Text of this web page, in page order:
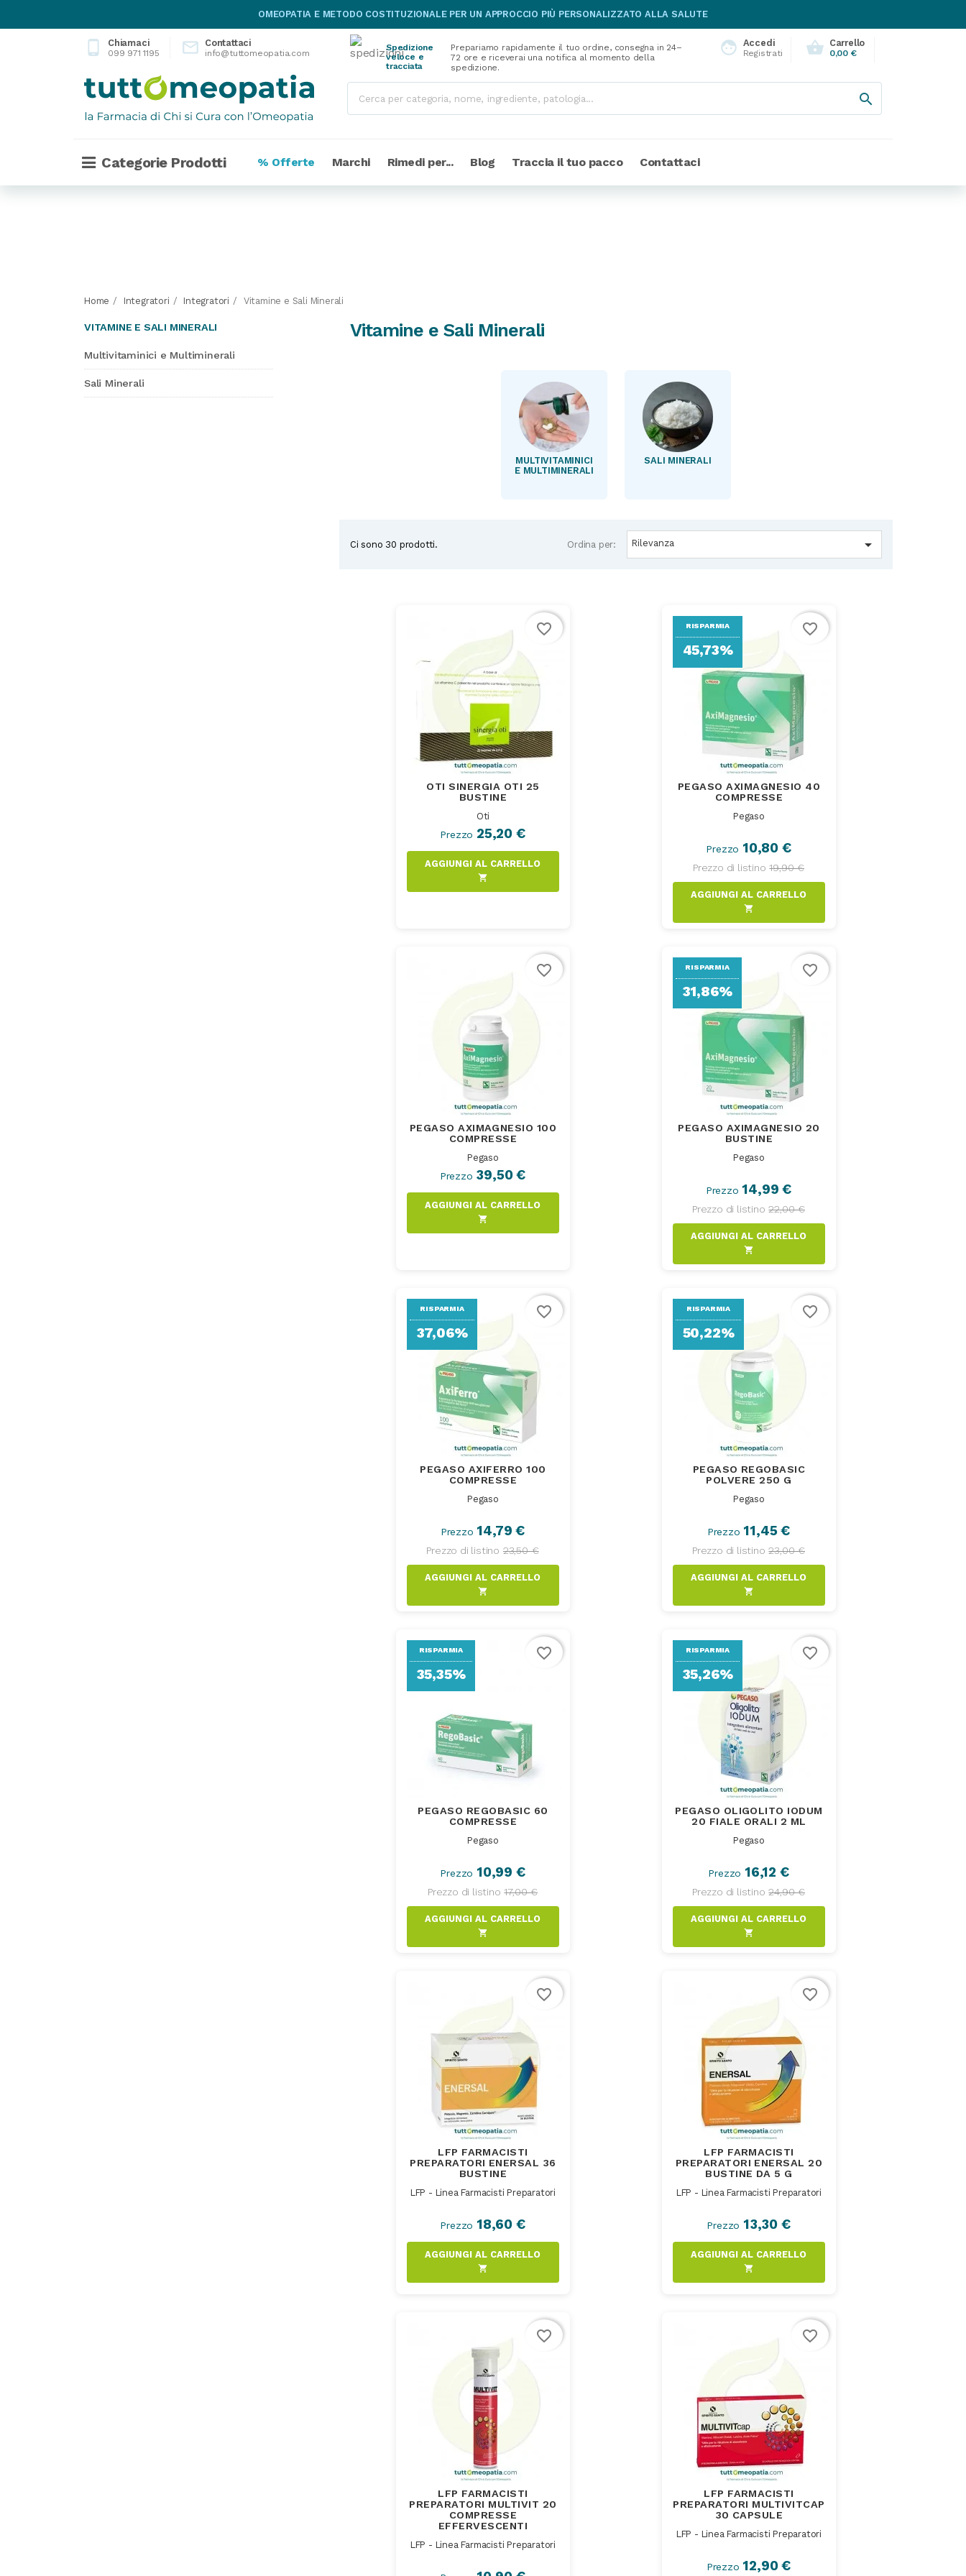
OMEOPATIA E METODO COSTITUZIONALE PER UN APPROCCIO PIÙ PERSONALIZZATO ALLA SALUTE
phone_android Chiamaci
099 971 1195  Contattaci
info@tuttomeopatia.com face Accedi
Registrati shopping_basket Carrello
0,00 €
Spedizione
veloce e
tracciata
Prepariamo rapidamente il tuo ordine, consegna in 24–
72 ore e riceverai una notifica al momento della
spedizione.

Categorie Prodotti % Offerte Marchi Rimedi per... Blog Traccia il tuo pacco Contattaci
Home Integratori Integratori Vitamine e Sali Minerali
VITAMINE E SALI MINERALI
Multivitaminici e Multiminerali
Sali Minerali
Vitamine e Sali Minerali
MULTIVITAMINICI
E MULTIMINERALI
SALI MINERALI
Ci sono 30 prodotti. Ordina per: Rilevanza 
OTI SINERGIA OTI 25
BUSTINE
Oti
Prezzo 25,20 €
shopping_cart
favorite_border
PEGASO AXIMAGNESIO 40
COMPRESSE
Pegaso
Prezzo 10,80 €
Prezzo di listino 19,90 €
shopping_cart
RISPARMIA
45,73%
favorite_border
PEGASO AXIMAGNESIO 100
COMPRESSE
Pegaso
Prezzo 39,50 €
shopping_cart
favorite_border
PEGASO AXIMAGNESIO 20
BUSTINE
Pegaso
Prezzo 14,99 €
Prezzo di listino 22,00 €
shopping_cart
RISPARMIA
31,86%
favorite_border
PEGASO AXIFERRO 100
COMPRESSE
Pegaso
Prezzo 14,79 €
Prezzo di listino 23,50 €
shopping_cart
RISPARMIA
37,06%
favorite_border
PEGASO REGOBASIC
POLVERE 250 G
Pegaso
Prezzo 11,45 €
Prezzo di listino 23,00 €
shopping_cart
RISPARMIA
50,22%
favorite_border
PEGASO REGOBASIC 60
COMPRESSE
Pegaso
Prezzo 10,99 €
Prezzo di listino 17,00 €
shopping_cart
RISPARMIA
35,35%
favorite_border
PEGASO OLIGOLITO IODUM
20 FIALE ORALI 2 ML
Pegaso
Prezzo 16,12 €
Prezzo di listino 24,90 €
shopping_cart
RISPARMIA
35,26%
favorite_border
LFP FARMACISTI
PREPARATORI ENERSAL 36
BUSTINE
LFP - Linea Farmacisti Preparatori
Prezzo 18,60 €
shopping_cart
favorite_border
LFP FARMACISTI
PREPARATORI ENERSAL 20
BUSTINE DA 5 G
LFP - Linea Farmacisti Preparatori
Prezzo 13,30 €
shopping_cart
favorite_border
LFP FARMACISTI
PREPARATORI MULTIVIT 20
COMPRESSE
EFFERVESCENTI
LFP - Linea Farmacisti Preparatori
favorite_border
LFP FARMACISTI
PREPARATORI MULTIVITCAP
30 CAPSULE
LFP - Linea Farmacisti Preparatori
Prezzo 12,90 €
favorite_border